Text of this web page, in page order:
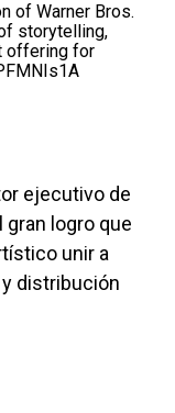
of Warner Bros.
storytelling,
offering for
ejecutivo de
logro que
unir a
distribución